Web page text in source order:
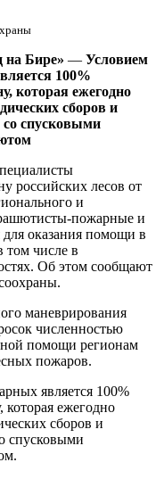
Бире» — Условием
100%
которая ежегодно
сборов и
спусковыми
российских лесов от
и
пожарные и
оказания помощи в
числе в
Об этом сообщают
маневрирования
численностью
помощи регионам
пожаров.
является 100%
которая ежегодно
сборов и
спусковыми